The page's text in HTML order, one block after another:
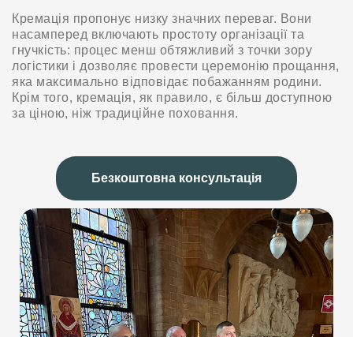
Кремація пропонує низку значних переваг. Вони
насамперед включають простоту організації та
гнучкість: процес менш обтяжливий з точки зору
логістики і дозволяє провести церемонію прощання,
яка максимально відповідає побажанням родини.
Крім того, кремація, як правило, є більш доступною
за ціною, ніж традиційне поховання.
Безкоштовна консультація